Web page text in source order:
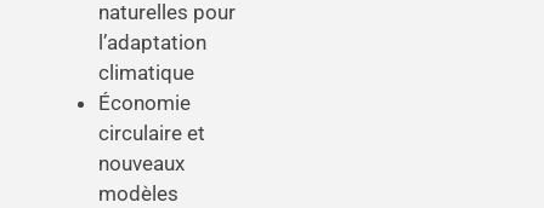
naturelles pour
l’adaptation
climatique
Économie
circulaire et
nouveaux
modèles